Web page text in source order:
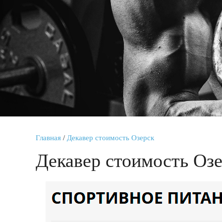
Главная / Декавер стоимость Озерск
Декавер стоимость